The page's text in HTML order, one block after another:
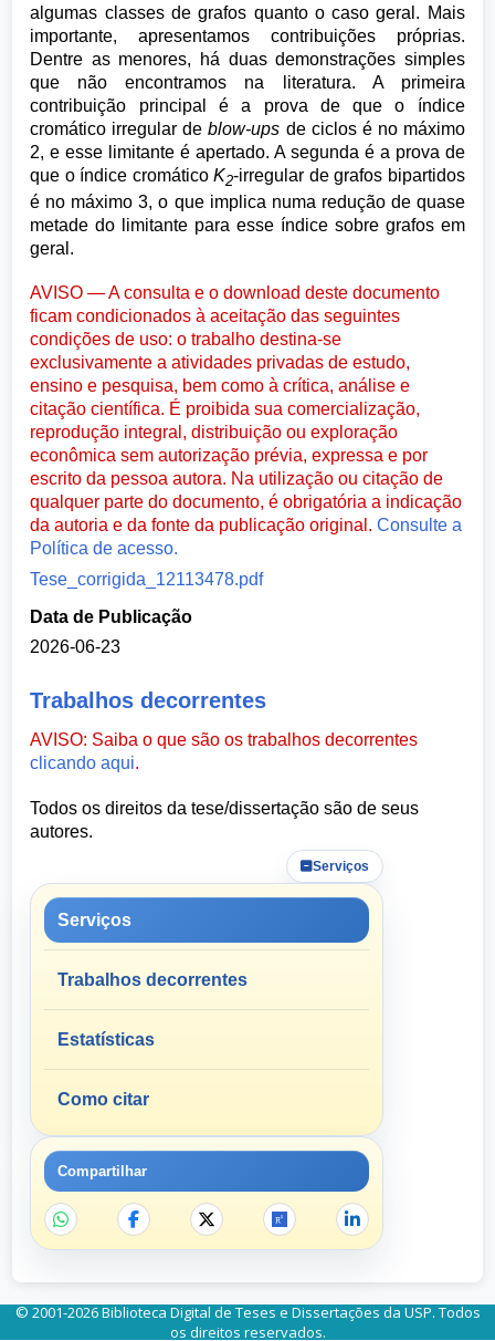
algumas classes de grafos quanto o caso geral. Mais
importante, apresentamos contribuições próprias.
Dentre as menores, há duas demonstrações simples
que não encontramos na literatura. A primeira
contribuição principal é a prova de que o índice
cromático irregular deblow-ups de ciclos é no máximo
2, e esse limitante é apertado. A segunda é a prova de
que o índice cromáticoK2-irregular de grafos bipartidos
é no máximo 3, o que implica numa redução de quase
metade do limitante para esse índice sobre grafos em
geral.
AVISO — A consulta e o download deste documento
ficam condicionados à aceitação das seguintes
condições de uso: o trabalho destina-se
exclusivamente a atividades privadas de estudo,
ensino e pesquisa, bem como à crítica, análise e
citação científica. É proibida sua comercialização,
reprodução integral, distribuição ou exploração
econômica sem autorização prévia, expressa e por
escrito da pessoa autora. Na utilização ou citação de
qualquer parte do documento, é obrigatória a indicação
da autoria e da fonte da publicação original.Consulte a
Política de acesso.
Tese_corrigida_12113478.pdf
Data de Publicação
2026-06-23
Trabalhos decorrentes
AVISO: Saiba o que são os trabalhos decorrentes
clicando aqui.
Todos os direitos da tese/dissertação são de seus
autores.
Serviços
Serviços
Trabalhos decorrentes
Estatísticas
Como citar
Compartilhar
© 2001-2026 Biblioteca Digital de Teses e Dissertações da USP. Todos
os direitos reservados.